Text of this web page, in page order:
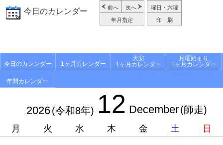
今日のカレンダー 前へ 次へ
年月指定
曜日・六曜
印 刷
今日のカレンダー 1ヶ月カレンダー
大安
1ヶ月カレンダー
月曜始まり
1ヶ月カレンダー
年間カレンダー
2026(令和8年) 12 December(師走)
月 火 水 木 金 土 日